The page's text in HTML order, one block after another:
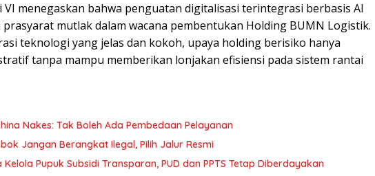
VI menegaskan bahwa penguatan digitalisasi terintegrasi berbasis AI
mutlak dalam wacana pembentukan Holding BUMN Logistik.
teknologi yang jelas dan kokoh, upaya holding berisiko hanya
tanpa mampu memberikan lonjakan efisiensi pada sistem rantai
Nakes: Tak Boleh Ada Pembedaan Pelayanan
Jangan Berangkat Ilegal, Pilih Jalur Resmi
Pupuk Subsidi Transparan, PUD dan PPTS Tetap Diberdayakan